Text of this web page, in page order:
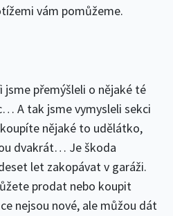
vám pomůžeme.
jsme přemýšleli o nějaké té
A tak jsme vymysleli sekci
nějaké to udělátko,
dvakrát… Je škoda
let zakopávat v garáži.
prodat nebo koupit
nejsou nové, ale můžou dát